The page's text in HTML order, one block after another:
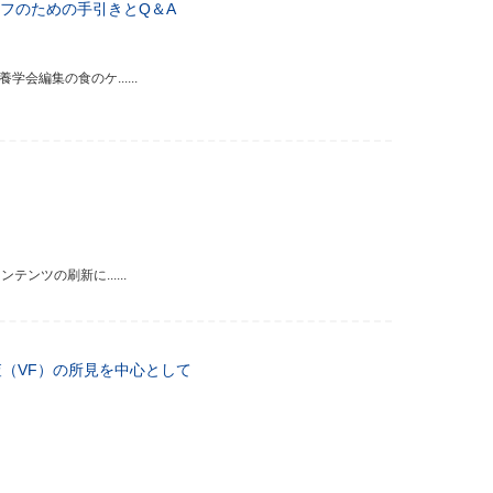
のための手引きとQ＆A
学会編集の食のケ......
テンツの刷新に......
VF）の所見を中心として